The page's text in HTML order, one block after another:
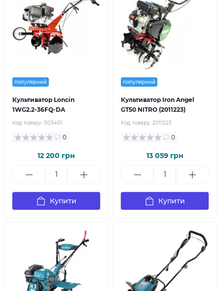
популярний
Культиватор Loncin
1WG2.2-36FQ-DA
Код товару: 003401
0
12 200 грн
Купити
популярний
Культиватор Iron Angel
GT50 NITRO (2011223)
Код товару: 2011223
0
13 059 грн
Купити